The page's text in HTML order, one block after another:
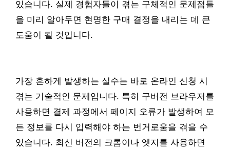
있습니다. 실제 경험자들이 겪는 구체적인 문제점들
을 미리 알아두면 현명한 구매 결정을 내리는 데 큰
도움이 될 것입니다.
가장 흔하게 발생하는 실수는 바로 온라인 신청 시
겪는 기술적인 문제입니다. 특히 구버전 브라우저를
사용하면 결제 과정에서 페이지 오류가 발생하여 모
든 정보를 다시 입력해야 하는 번거로움을 겪을 수
있습니다. 최신 버전의 크롬이나 엣지를 사용하면